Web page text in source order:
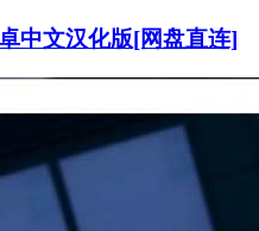
中文汉化版[网盘直连]